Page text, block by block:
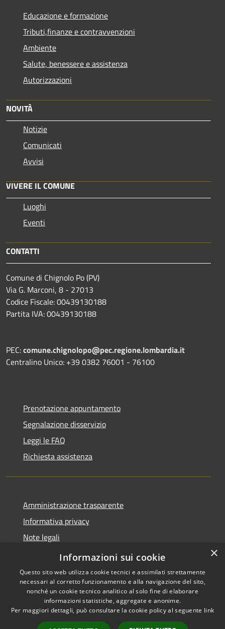
Educazione e formazione
Tributi,finanze e contravvenzioni
Ambiente
Salute, benessere e assistenza
Autorizzazioni
NOVITÀ
Notizie
Comunicati
Avvisi
VIVERE IL COMUNE
Luoghi
Eventi
CONTATTI
Comune di Chignolo Po (PV)
Via G. Marconi, 8 - 27013
Codice Fiscale: 00439130188
Partita IVA: 00439130188
PEC:comune.chignolopo@pec.regione.lombardia.it
Centralino Unico: +39 0382 76001 - 76100
Prenotazione appuntamento
Segnalazione disservizio
Leggi le FAQ
Richiesta assistenza
Amministrazione trasparente
Informativa privacy
Note legali
Dichiarazione di accessibilità
Accessibilità
Copyright © 2026 • Comune di
Chignolo Po • Powered by
×
Informazioni sui cookie
Questo sito web utilizza cookie tecnici e assimilati strettamente
necessari al corretto funzionamento e alla navigazione del sito,
nonché un cookie tecnico analitico al solo fine di elaborare
informazioni statistiche, aggregate e anonime.
Per maggiori dettagli, può consultare la cookie policy al seguente link